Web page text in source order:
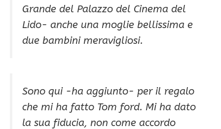
Grande del Palazzo del Cinema del
Lido- anche una moglie bellissima e
due bambini meravigliosi.
Sono qui-ha aggiunto- per il regalo
che mi ha fatto Tom ford. Mi ha dato
la sua fiducia, non come accordo